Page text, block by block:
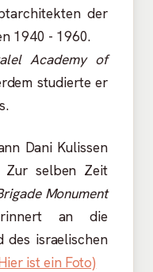
der
1940 - 1960.
Academy of
studierte er
Dani Kulissen
selben Zeit
Monument
an die
des israelischen
ist ein Foto)